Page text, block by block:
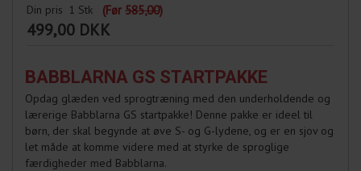
Din pris 1 Stk (Før 585,00)
499,00 DKK
BABBLARNA GS STARTPAKKE
Opdag glæden ved sprogtræning med den underholdende og
lærerige Babblarna GS startpakke! Denne pakke er ideel til
børn, der skal begynde at øve S- og G-lydene, og er en sjov og
let måde at komme videre med at styrke de sproglige
færdigheder med Babblarna.